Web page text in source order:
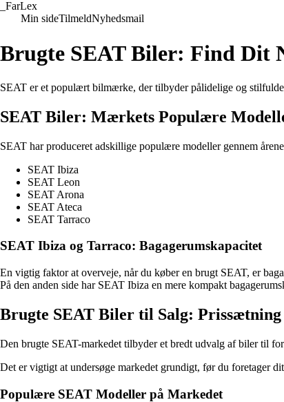
FarLex
Min sideTilmeldNyhedsmail
Brugte SEAT Biler: Find Dit
SEAT er et populært bilmærke, der tilbyder pålidelige og
SEAT Biler: Mærkets Populære
SEAT har produceret adskillige populære modeller gennem
SEAT Ibiza
SEAT Leon
SEAT Arona
SEAT Ateca
SEAT Tarraco
SEAT Ibiza og Tarraco: Bagagerumskapacitet
En vigtig faktor at overveje, når du køber en brugt SEAT, er
På den anden side har SEAT Ibiza en mere kompakt
Brugte SEAT Biler til Salg:
Den brugte SEAT-markedet tilbyder et bredt udvalg af biler til
Det er vigtigt at undersøge markedet grundigt, før du foretager
Populære SEAT Modeller på Markedet